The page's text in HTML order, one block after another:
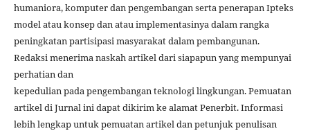
humaniora, komputer dan pengembangan serta penerapan Ipteks
model atau konsep dan atau implementasinya dalam rangka
peningkatan partisipasi masyarakat dalam pembangunan.
Redaksi menerima naskah artikel dari siapapun yang mempunyai
perhatian dan
kepedulian pada pengembangan teknologi lingkungan. Pemuatan
artikel di Jurnal ini dapat dikirim ke alamat Penerbit. Informasi
lebih lengkap untuk pemuatan artikel dan petunjuk penulisan